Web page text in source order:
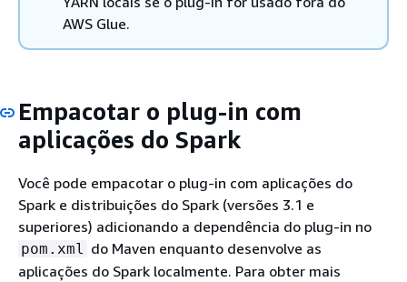
AWS Glue.
Empacotar o plug-in com
aplicações do Spark
Você pode empacotar o plug-in com aplicações do
Spark e distribuições do Spark (versões 3.1 e
superiores) adicionando a dependência do plug-in no
pom.xml
do Maven enquanto desenvolve as
aplicações do Spark localmente. Para obter mais